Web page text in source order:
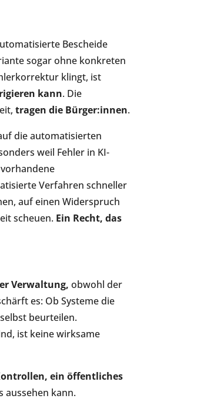
Bescheide
sogar ohne konkreten
klingt, ist
kann. Die
tragen die Bürger:innen.
die automatisierten
weil Fehler in KI-
Verfahren schneller
auf einen Widerspruch
scheuen. Ein Recht, das
Verwaltung, obwohl der
es: Ob Systeme die
beurteilen.
ist keine wirksame
ein öffentliches
aussehen kann.